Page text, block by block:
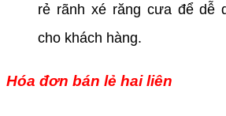
rẻ rãnh xé răng cưa để dễ
cho khách hàng.
Hóa đơn bán lẻ hai liên